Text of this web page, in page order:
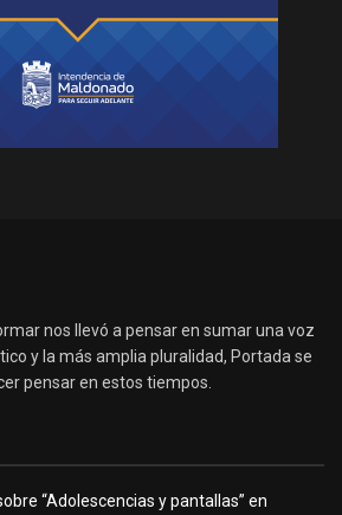
nos llevó a pensar en sumar una voz
y la más amplia pluralidad, Portada se
pensar en estos tiempos.
“Adolescencias y pantallas” en